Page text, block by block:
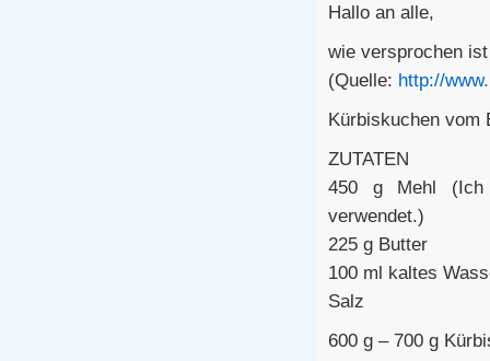
Hallo an alle,
wie versprochen
(Quelle: http://
Kürbiskuchen vom
ZUTATEN
450 g Mehl (Ich
verwendet.)
225 g Butter
100 ml kaltes
Salz
600 g – 700 g